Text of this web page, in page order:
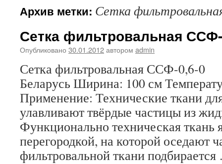
Архив метки: Сетка
Сетка фильтровальная
Опубликовано 30.01.2012автором admin
Сетка фильтровальная ССФ-0,6-
Беларусь Ширина: 100 см
Применение: Технические ткани
улавливают твёрдые частицы из
Функционально техническая ткань
перегородкой, на которой оседают
фильтровальной ткани